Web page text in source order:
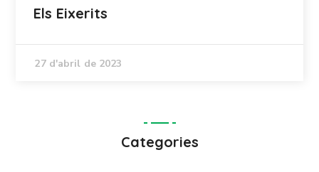
Els Eixerits
27 d'abril de 2023
Categories